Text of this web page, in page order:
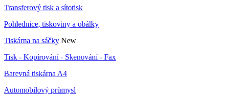
Transferový tisk a sítotisk
Pohlednice, tiskoviny a obálky
Tiskárna na sáčky New
Tisk - Kopírování - Skenování - Fax
Barevná tiskárna A4
Automobilový průmysl